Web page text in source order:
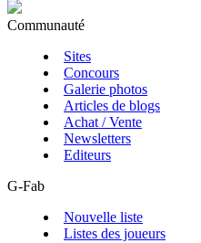
Communauté
Sites
Concours
Galerie photos
Articles de blogs
Achat / Vente
Newsletters
Editeurs
G-Fab
Nouvelle liste
Listes des joueurs